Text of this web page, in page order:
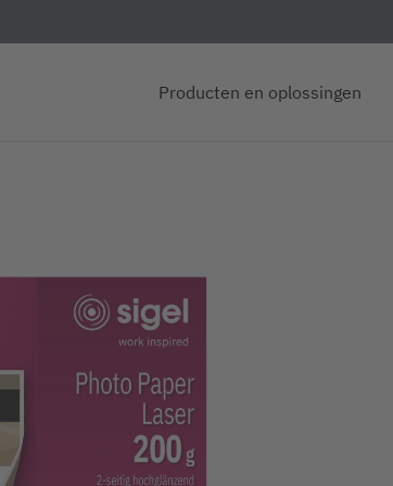
Producten en oplossingen